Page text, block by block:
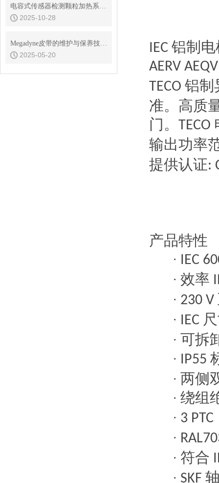
电容式传感器检测颗粒加热系统中的点液
2025-10-28
Megadyne皮带的维护与保养技巧说明
2025-05-20 IEC 铝制电
AERV AEQV
TECO 铝制
准。高质
门。 TECO
输出功率
提供认证:
产品特性
· IEC
· 效率
· 230 V
· IEC
· 可拆
· IP55
· 两侧
· 绕组
· 3 PTC
·
· 符合
· SKF